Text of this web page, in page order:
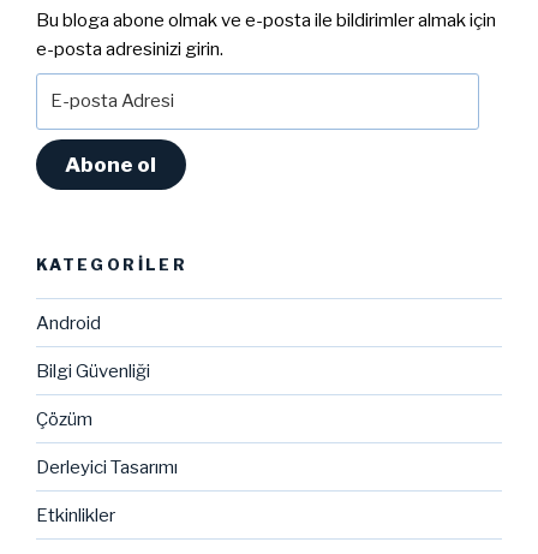
Bu bloga abone olmak ve e-posta ile bildirimler almak için
e-posta adresinizi girin.
posta
Adresi
Abone ol
KATEGORILER
Android
Bilgi Güvenliği
Çözüm
Derleyici Tasarımı
Etkinlikler